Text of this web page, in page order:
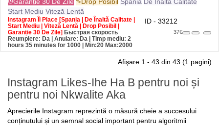
Start Mediu Viteză Lentă
Instagram Îi Place [Spania | De Înaltă Calitate |
Start Mediu | Viteză Lentă | Drop Posibil |
Garanție 30 De Zile] Быстрая скорость
Reumplere: Da | Anulare: Da | Timp mediu: 2
hours 35 minutes for 1000 | Min:20 Max:2000
37€
Instagram Likes-Ihe Ha B pentru noi și
pentru noi Nkwalite Aka
conținutului și un semnal social important pentru algoritmii
platformei. Acestea nu sunt doar Inimi vizuale sub postări, ci un